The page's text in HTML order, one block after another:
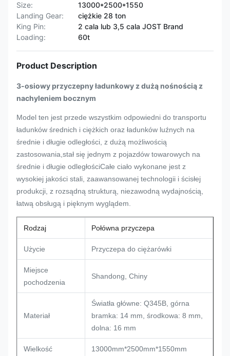
Size:
13000*2500*1550
Landing Gear:
ciężkie 28 ton
King Pin:
2 cala lub 3,5 cala JOST Brand
Loading:
60t
Product Description
3-osiowy przyczepny ładunkowy z dużą nośnością z
nachyleniem bocznym
Model ten jest przede wszystkim odpowiedni do transportu
ładunków średnich i ciężkich oraz ładunków luźnych na
średnie i długie odległości, z dużą możliwością
zastosowania,stał się jednym z pojazdów towarowych na
średnie i długie odległościCałe ciało wykonane jest z
wysokiej jakości stali, zaawansowanej technologii i ścisłej
produkcji, z rozsądną strukturą, niezawodną wydajnością,
łatwą obsługą i pięknym wyglądem.
Rodzaj Połówna przyczepa
Użycie Przyczepa do ciężarówki
Miejsce
pochodzenia
Shandong, Chiny
Materiał
Światła główne: Q345B, górna
bramka: 14 mm, środkowa: 8 mm,
dolna: 16 mm
Wielkość 13000mm*2500mm*1550mm